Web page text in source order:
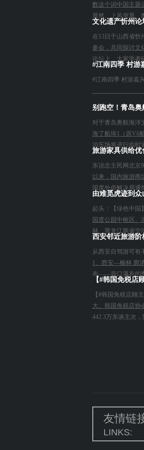
数这个词中国主题
显然、上风突显、
文化遗产忻州
在13日于山西省忻
参会，共同探讨文
论坛上，大家学者
#江南四季 村游
#江南四季 村游嘉
别跑空！青岛
对于青岛奥航海洋
海了船埠1（原V6
泊车场将进行临时
旅游家具供给
东说念主民网北京
以来，国内旅游商
国度外侨解决局通
由难觅虎迹到
起头：【绿色中国
国度公园中枢区、
林、黑龙江两省交
西安邻近旅游阶
从西安自驾游可有
1、西安—榆林 廓
布——壶口瀑布的
【#韩国免税店
【#韩国免税店顾
大。韩国免税店协
442.3万东谈主次
友情链
LINKS: